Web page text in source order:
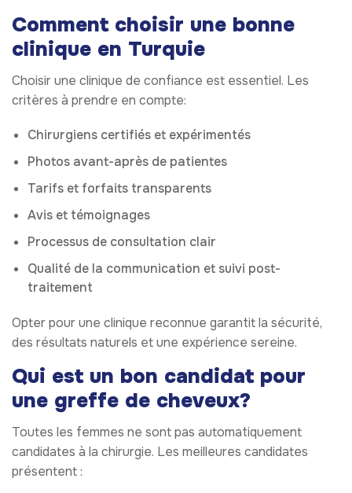
Comment choisir une bonne
clinique en Turquie
Choisir une clinique de confiance est essentiel. Les
critères à prendre en compte:
Chirurgiens certifiés et expérimentés
Photos avant-après de patientes
Tarifs et forfaits transparents
Avis et témoignages
Processus de consultation clair
Qualité de la communication et suivi post-
traitement
Opter pour une clinique reconnue garantit la sécurité,
des résultats naturels et une expérience sereine.
Qui est un bon candidat pour
une greffe de cheveux?
Toutes les femmes ne sont pas automatiquement
candidates à la chirurgie. Les meilleures candidates
présentent :